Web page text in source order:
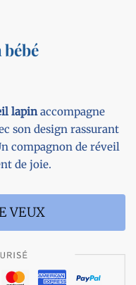
lapinaccompagne
son design rassurant
compagnon de réveil
de joie.
VEUX